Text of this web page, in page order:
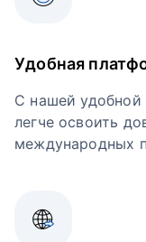
Удобная
С нашей удобной
легче освоить
международных